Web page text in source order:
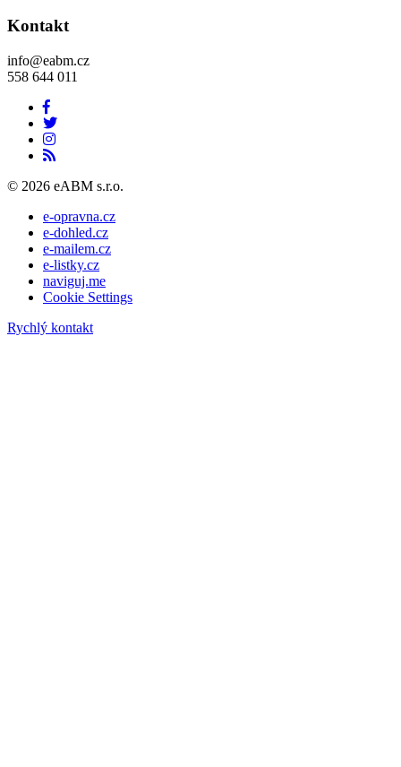
Kontakt
info@eabm.cz
558 644 011
© 2026 eABM s.r.o.
e-opravna.cz
e-dohled.cz
e-mailem.cz
e-listky.cz
naviguj.me
Cookie Settings
Rychlý kontakt